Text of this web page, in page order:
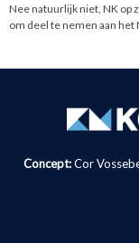
Nee natuurlijk niet, NK op
om deel te nemen aan het
Concept:Cor